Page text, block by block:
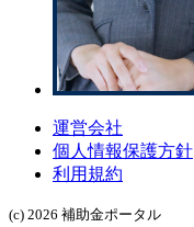
運営会社
個人情報保護方針
利用規約
(c) 2026 補助金ポータル